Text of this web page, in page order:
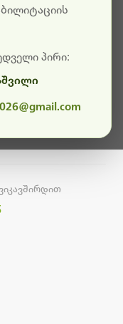
გმადლობთ
პირი: